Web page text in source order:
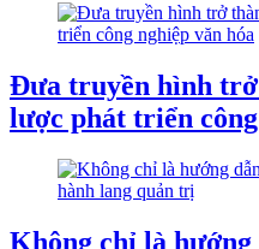
Đưa truyền hình trở
lược phát triển
Không chỉ là hướng